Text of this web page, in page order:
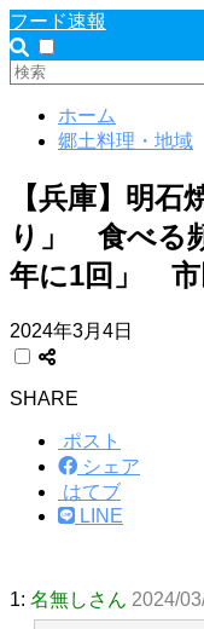
フード速報
ホーム
郷土料理・地域
【兵庫】明
り」 食べる
年に1回」 市
2024年3月4日
SHARE
ポスト
シェア
はてブ
LINE
1: 名無しさん 2024/